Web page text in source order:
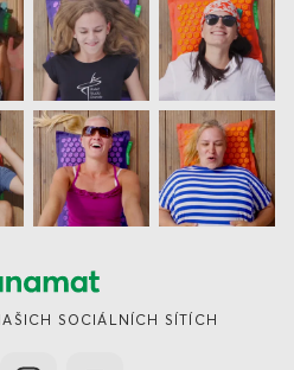
SOCIÁLNÍCH SÍTÍCH